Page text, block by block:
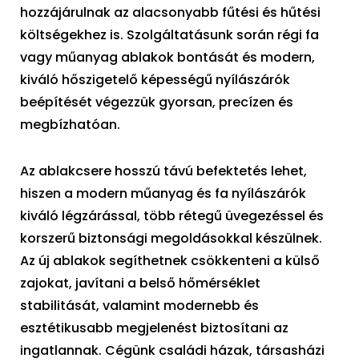
hozzájárulnak az alacsonyabb fűtési és hűtési
költségekhez is. Szolgáltatásunk során régi fa
vagy műanyag ablakok bontását és modern,
kiváló hőszigetelő képességű nyílászárók
beépítését végezzük gyorsan, precízen és
megbízhatóan.
Az ablakcsere hosszú távú befektetés lehet,
hiszen a modern műanyag és fa nyílászárók
kiváló légzárással, több rétegű üvegezéssel és
korszerű biztonsági megoldásokkal készülnek.
Az új ablakok segíthetnek csökkenteni a külső
zajokat, javítani a belső hőmérséklet
stabilitását, valamint modernebb és
esztétikusabb megjelenést biztosítani az
ingatlannak. Cégünk családi házak, társasházi